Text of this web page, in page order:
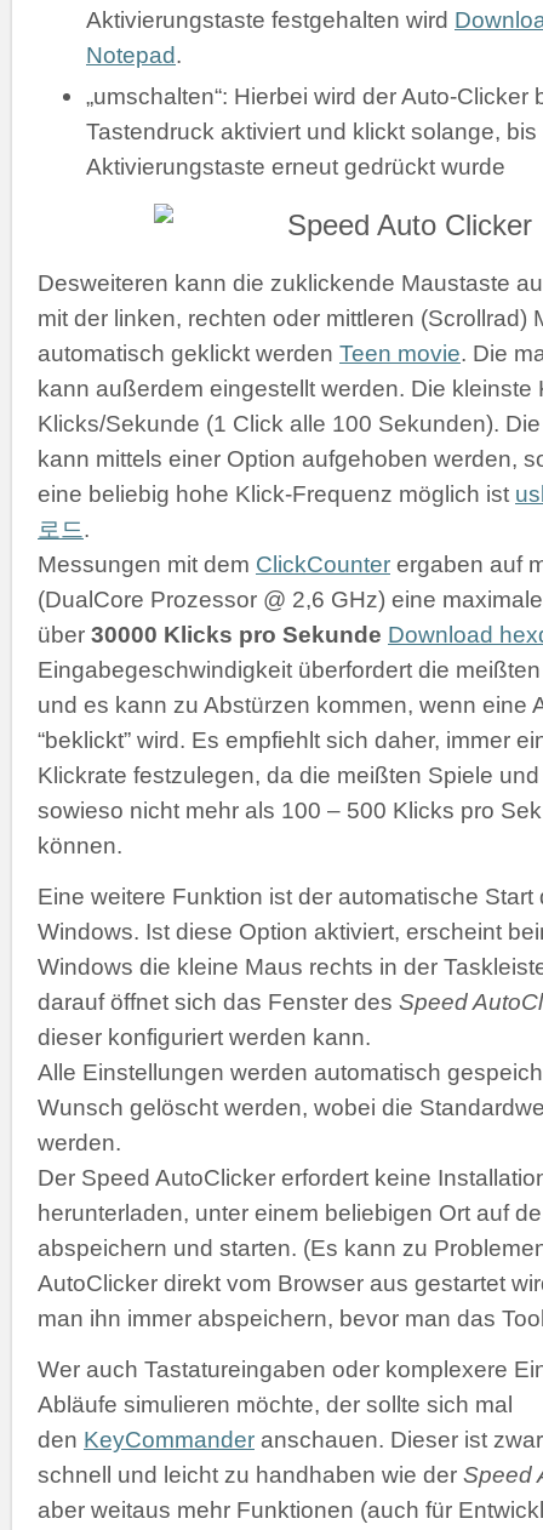
Aktivierungstaste festgehalten wird
Notepad.
„umschalten“: Hierbei wird der Auto-Clicker
Tastendruck aktiviert und klickt solange, bis
Aktivierungstaste erneut gedrückt wurde
Desweiteren kann die zuklickende Maustaste
mit der linken, rechten oder mittleren (Scrollrad)
automatisch geklickt werden Teen movie. Die
kann außerdem eingestellt werden. Die kleinste
Klicks/Sekunde (1 Click alle 100 Sekunden).
kann mittels einer Option aufgehoben werden,
eine beliebig hohe Klick-Frequenz möglich ist
로드.
Messungen mit dem ClickCounter ergaben auf
(DualCore Prozessor @ 2,6 GHz) eine
über 30000 Klicks pro Sekunde Download
Eingabegeschwindigkeit überfordert die
und es kann zu Abstürzen kommen, wenn eine
“beklickt” wird. Es empfiehlt sich daher, immer
Klickrate festzulegen, da die meißten Spiele
sowieso nicht mehr als 100 – 500 Klicks pro
können.
Eine weitere Funktion ist der automatische Start
Windows. Ist diese Option aktiviert, erscheint
Windows die kleine Maus rechts in der
darauf öffnet sich das Fenster des Speed
dieser konfiguriert werden kann.
Alle Einstellungen werden automatisch
Wunsch gelöscht werden, wobei die
werden.
Der Speed AutoClicker erfordert keine
herunterladen, unter einem beliebigen Ort auf
abspeichern und starten. (Es kann zu
AutoClicker direkt vom Browser aus gestartet
man ihn immer abspeichern, bevor man das
Wer auch Tastatureingaben oder komplexere
Abläufe simulieren möchte, der sollte sich mal
den KeyCommander anschauen. Dieser ist
schnell und leicht zu handhaben wie der Speed
aber weitaus mehr Funktionen (auch für